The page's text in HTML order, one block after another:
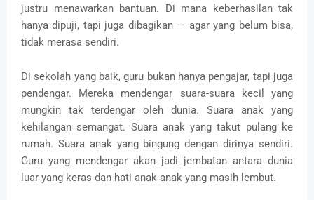
justru menawarkan bantuan. Di mana keberhasilan tak
hanya dipuji, tapi juga dibagikan — agar yang belum bisa,
tidak merasa sendiri.
Di sekolah yang baik, guru bukan hanya pengajar, tapi juga
pendengar. Mereka mendengar suara-suara kecil yang
mungkin tak terdengar oleh dunia. Suara anak yang
kehilangan semangat. Suara anak yang takut pulang ke
rumah. Suara anak yang bingung dengan dirinya sendiri.
Guru yang mendengar akan jadi jembatan antara dunia
luar yang keras dan hati anak-anak yang masih lembut.